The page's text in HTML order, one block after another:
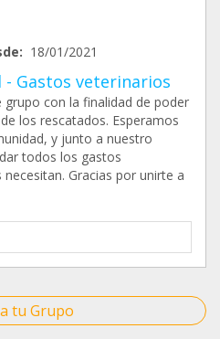
18/01/2021
- Gastos veterinarios
grupo con la finalidad de poder
los rescatados. Esperamos
y junto a nuestro
todos los gastos
Gracias por unirte a
tu Grupo